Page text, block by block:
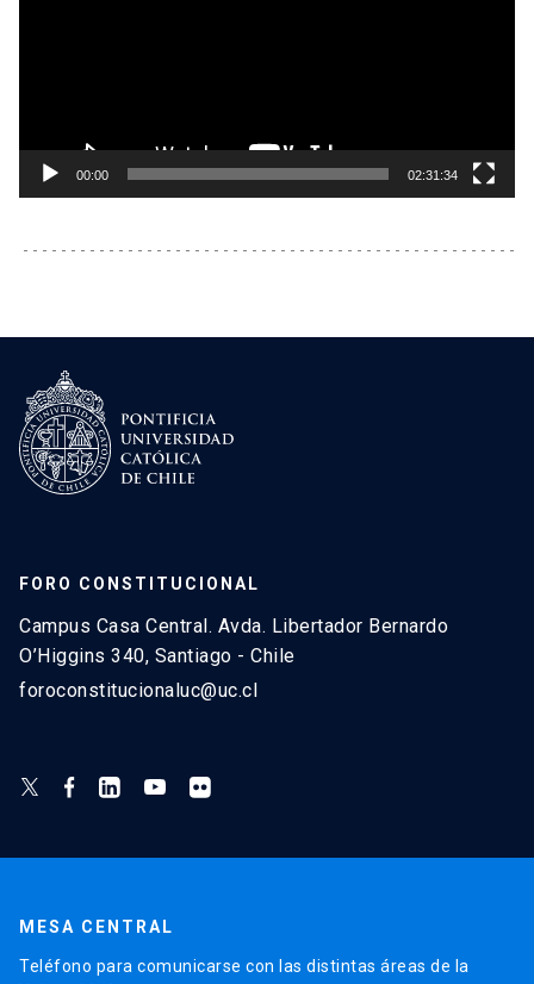
00:00 02:31:34
FORO CONSTITUCIONAL
Campus Casa Central. Avda. Libertador Bernardo
O’Higgins 340, Santiago - Chile
foroconstitucionaluc@uc.cl
MESA CENTRAL
Teléfono para comunicarse con las distintas áreas de la